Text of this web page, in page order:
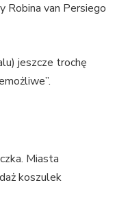
Robina van Persiego
jeszcze trochę
Miasta
koszulek